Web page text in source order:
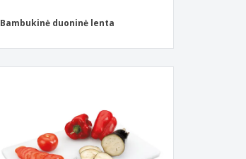
Bambukinė duoninė lenta